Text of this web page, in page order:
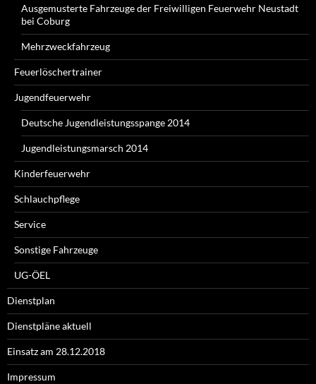
Ausgemusterte Fahrzeuge der Freiwilligen Feuerwehr Neustadt
bei Coburg
Mehrzweckfahrzeug
Feuerlöschertrainer
Jugendfeuerwehr
Deutsche Jugendleistungsspange 2014
Jugendleistungsmarsch 2014
Kinderfeuerwehr
Schlauchpflege
Service
Sonstige Fahrzeuge
UG-ÖEL
Dienstplan
Dienstpläne aktuell
Einsatz am 28.12.2018
Impressum